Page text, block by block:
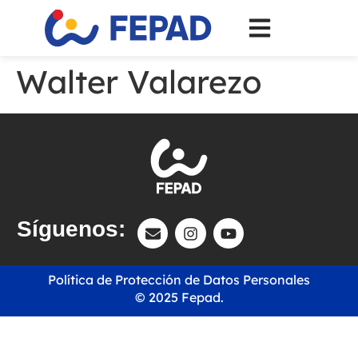
Walter Valarezo
Síguenos:
© 2025 Fepad.
Política de Protección de Datos Personales